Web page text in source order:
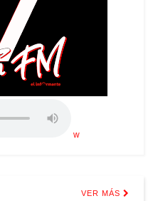
w
VER MÁS